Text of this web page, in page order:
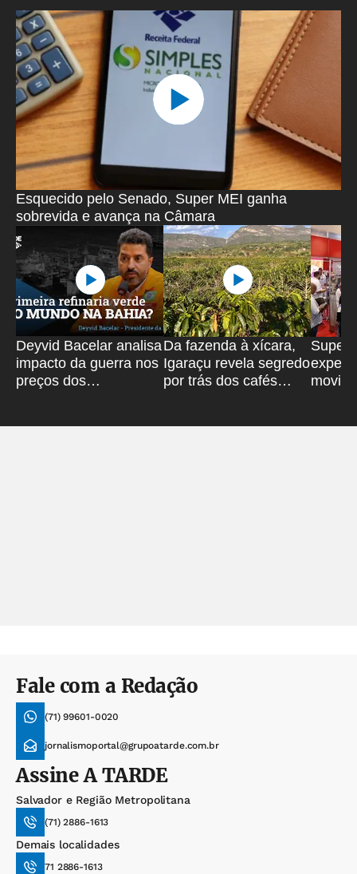
Esquecido pelo Senado, Super MEI ganha
sobrevida e avança na Câmara
Deyvid Bacelar analisa
impacto da guerra nos
preços dos
Da fazenda à xícara,
Igaraçu revela segredo
por trás dos cafés
Fale com a Redação
(71) 99601-0020
jornalismoportal@grupoatarde.com.br
AssineA TARDE
Salvador e Região Metropolitana
(71) 2886-1613
Demais localidades
71 2886-1613